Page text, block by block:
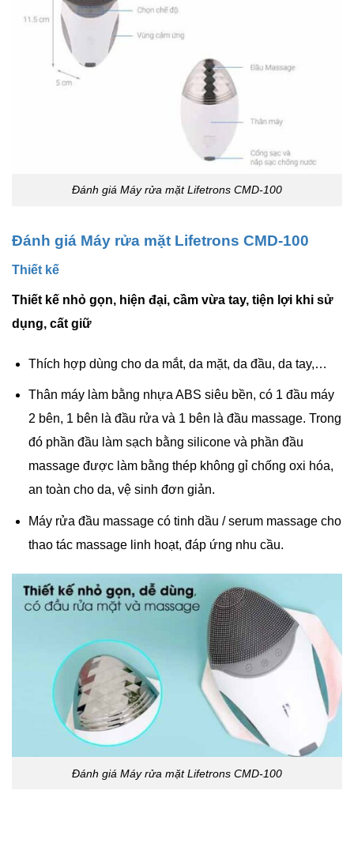
Đánh giá Máy rửa mặt Lifetrons CMD-100
Đánh giá Máy rửa mặt Lifetrons CMD-100
Thiết kế
Thiết kế nhỏ gọn, hiện đại, cầm vừa tay, tiện lợi khi sử
dụng, cất giữ
Thích hợp dùng cho da mắt, da mặt, da đầu, da tay,…
Thân máy làm bằng nhựa ABS siêu bền, có 1 đầu máy
2 bên, 1 bên là đầu rửa và 1 bên là đầu massage. Trong
đó phần đầu làm sạch bằng silicone và phần đầu
massage được làm bằng thép không gỉ chống oxi hóa,
an toàn cho da, vệ sinh đơn giản.
Máy rửa đầu massage có tinh dầu / serum massage cho
thao tác massage linh hoạt, đáp ứng nhu cầu.
Đánh giá Máy rửa mặt Lifetrons CMD-100